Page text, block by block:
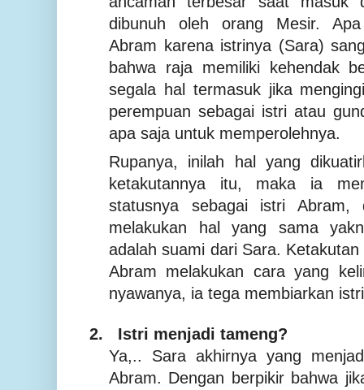
dibunuh oleh orang Mesir.
Abram karena istrinya (Sara)
bahwa raja memiliki kehendak
segala hal termasuk jika
perempuan sebagai istri atau
apa saja untuk memperolehnya.
Rupanya, inilah hal yang
ketakutannya itu, maka ia
statusnya sebagai istri
melakukan hal yang sama
adalah suami dari Sara.
Abram melakukan cara yang
nyawanya, ia tega membiarkan
2.
Istri menjadi tameng?
Ya,.. Sara akhirnya yang
Abram. Dengan berpikir bahwa